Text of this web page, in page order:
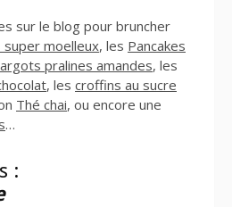
sur le blog pour bruncher
super moelleux, les Pancakes
pralines amandes, les
, les croffins au sucre
Thé chai, ou encore une
…
: